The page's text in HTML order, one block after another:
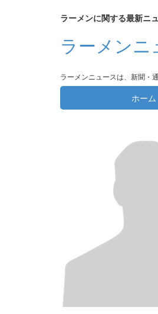
ラーメンに関する最新ニ
ラーメンニ
ラーメンニュースは、新聞・
ホーム